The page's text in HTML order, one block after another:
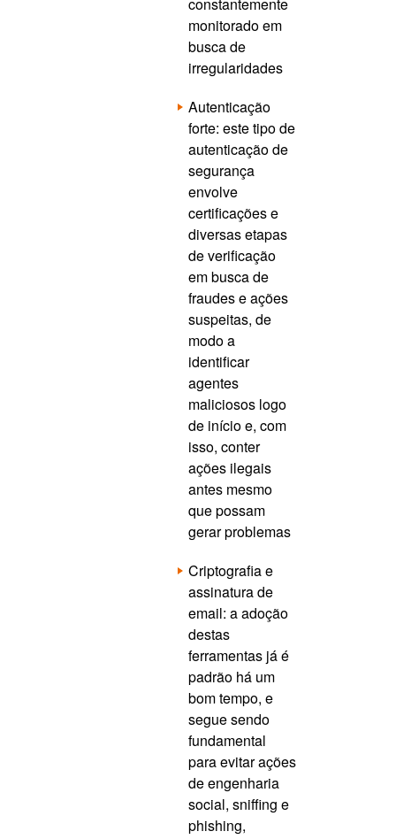
monitorado em
busca de
irregularidades
Autenticação
forte: este tipo de
autenticação de
segurança
envolve
certificações e
diversas etapas
de verificação
em busca de
fraudes e ações
suspeitas, de
modo a
identificar
agentes
maliciosos logo
de início e, com
isso, conter
ações ilegais
antes mesmo
que possam
gerar problemas
Criptografia e
assinatura de
email: a adoção
destas
ferramentas já é
padrão há um
bom tempo, e
segue sendo
fundamental
para evitar ações
de engenharia
social, sniffing e
phishing,